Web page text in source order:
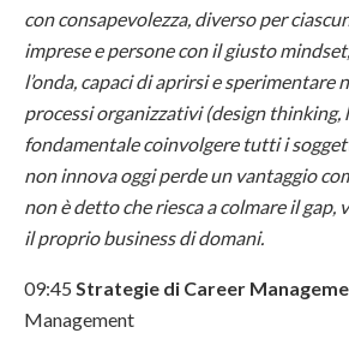
con consapevolezza, diverso per
imprese e persone con il giusto
l’onda, capaci di aprirsi e sperimentare
processi organizzativi (design thinking,
fondamentale coinvolgere tutti i
non innova oggi perde un vantaggio
non è detto che riesca a colmare il gap,
il proprio business di domani.
09:45 Strategie di Career
Management